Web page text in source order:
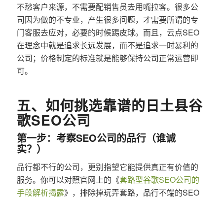
不愁客户来源，不需要配销售员去用嘴拉客。很多公
司因为做的不专业，产生很多问题，才需要所谓的专
门客服去应对，必要的时候踢皮球。而且，云点SEO
在理念中就是追求长远发展，而不是追求一时暴利的
公司；价格制定的标准就是能够保持公司正常运营即
可。
五、如何挑选靠谱的日土县谷
歌SEO公司
第一步：考察SEO公司的品行（谁诚
实？）
品行都不行的公司，更别指望它能提供真正有价值的
服务。你可以对照官网上的《套路型谷歌SEO公司的
手段解析揭露》，排除掉玩弄套路，品行不端的SEO